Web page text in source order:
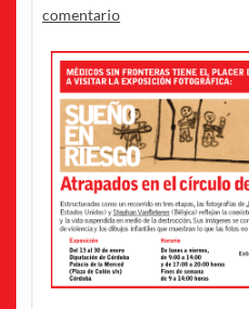
comentario